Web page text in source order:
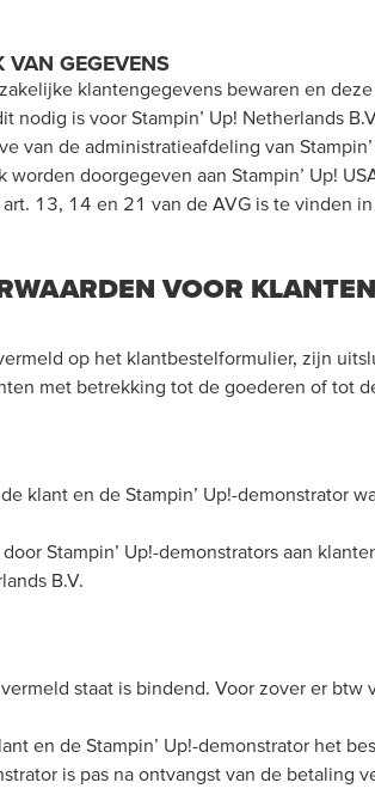
VAN GEGEVENS
klantengegevens bewaren en
is voor Stampin’ Up! Netherlands
van de administratieafdeling van
doorgegeven aan Stampin’ Up!
13, 14 en 21 van de AVG is te vinden
VOOR KLANTEN
op het klantbestelformulier, zijn
met betrekking tot de goederen of tot
klant en de Stampin’ Up!-demonstrator
Stampin’ Up!-demonstrators aan
B.V.
staat is bindend. Voor zover er
en de Stampin’ Up!-demonstrator het
is pas na ontvangst van de betaling